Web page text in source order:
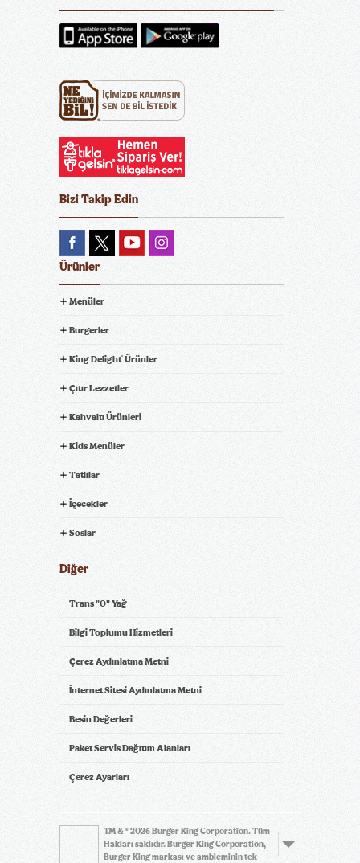
Bizi Takip Edin
Ürünler
Menüler
Burgerler
King Delight® Ürünler
Çıtır Lezzetler
Kahvaltı Ürünleri
Kids Menüler
Tatlılar
İçecekler
Soslar
Diğer
Trans "0" Yağ
Bilgi Toplumu Hizmetleri
Çerez Aydınlatma Metni
İnternet Sitesi Aydınlatma Metni
Besin Değerleri
Paket Servis Dağıtım Alanları
Çerez Ayarları
TM & © 2026 Burger King Corporation. Tüm
Hakları saklıdır. Burger King Corporation,
Burger King markası ve ambleminin tek